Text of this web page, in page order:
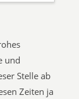
und
Stelle ab
Zeiten ja